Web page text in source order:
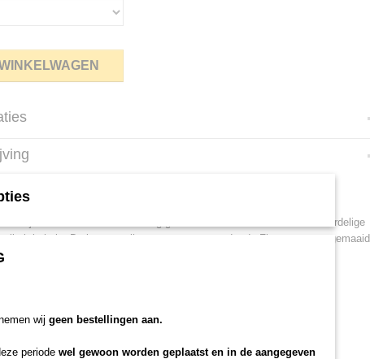
WINKELWAGEN
(l,b,h)
effect creëren voor weinig geld? Met de Flores haalt u een voordelige
in huis. De korte poolhoogte zorgt ervoor dat de Flores net een gemaaid
Ook ideaal voor balkon en terras.
wij geen bestellingen aan.
periode wel gewoon worden geplaatst en in de aangegeven